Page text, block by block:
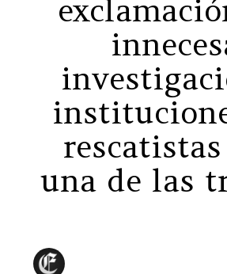
una de las